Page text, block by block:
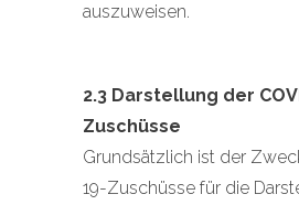
auszuweisen.
2.3 Darstellung der
Zuschüsse
Grundsätzlich ist der
19-Zuschüsse für die